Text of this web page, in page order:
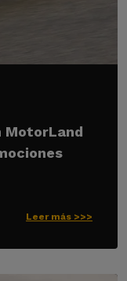
MotorLand
Leer más >>>